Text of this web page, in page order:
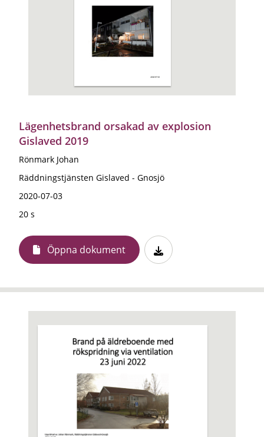
Lägenhetsbrand orsakad av explosion
Gislaved 2019
Rönmark Johan
Räddningstjänsten Gislaved - Gnosjö
2020-07-03
20 s
Öppna dokument